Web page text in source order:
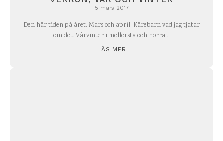
5 mars 2017
Den här tiden på året. Mars och april. Kärebarn vad jag tjatar
om det. Vårvinter i mellersta och norra...
LÄS MER